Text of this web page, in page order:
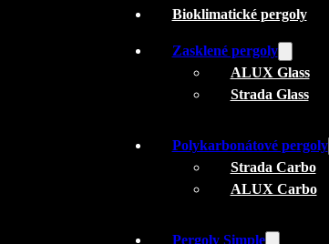
Bioklimatické pergoly
Zasklené pergoly
ALUX Glass
Strada Glass
Polykarbonátové pergoly
Strada Carbo
ALUX Carbo
Pergoly Simple